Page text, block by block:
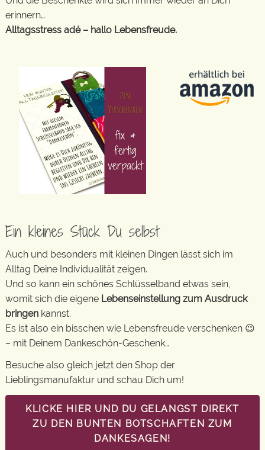
erinnern…
Alltagsstress adé – hallo Lebensfreude.
Ein kleines Stück Du selbst
Auch und besonders mit kleinen Dingen lässt sich im
Alltag Deine Individualität zeigen.
Und so kann ein schönes Schlüsselband etwas sein,
womit sich die eigene Lebenseinstellung zum Ausdruck
bringen kannst.
Es ist also ein bisschen wie Lebensfreude verschenken 😉
– mit Deinem Dankeschön-Geschenk…
Besuche also gleich jetzt den Shop der
Lieblingsmanufaktur und schau Dich um!
KLICKE HIER UND DU GELANGST DIREKT
ZU DEN BUNTEN BOTSCHAFTEN ZUM
DANKESAGEN!